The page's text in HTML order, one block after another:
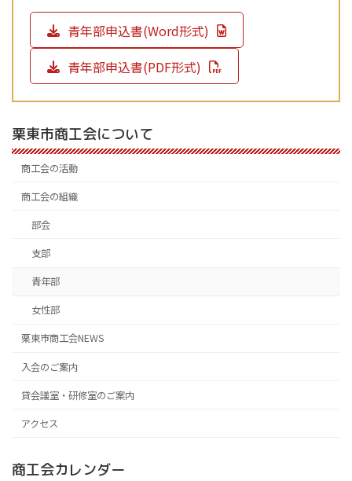
青年部申込書(Word形式)
青年部申込書(PDF形式)
栗東市商工会について
商工会の活動
商工会の組織
部会
支部
青年部
女性部
栗東市商工会NEWS
入会のご案内
貸会議室・研修室のご案内
アクセス
商工会カレンダー